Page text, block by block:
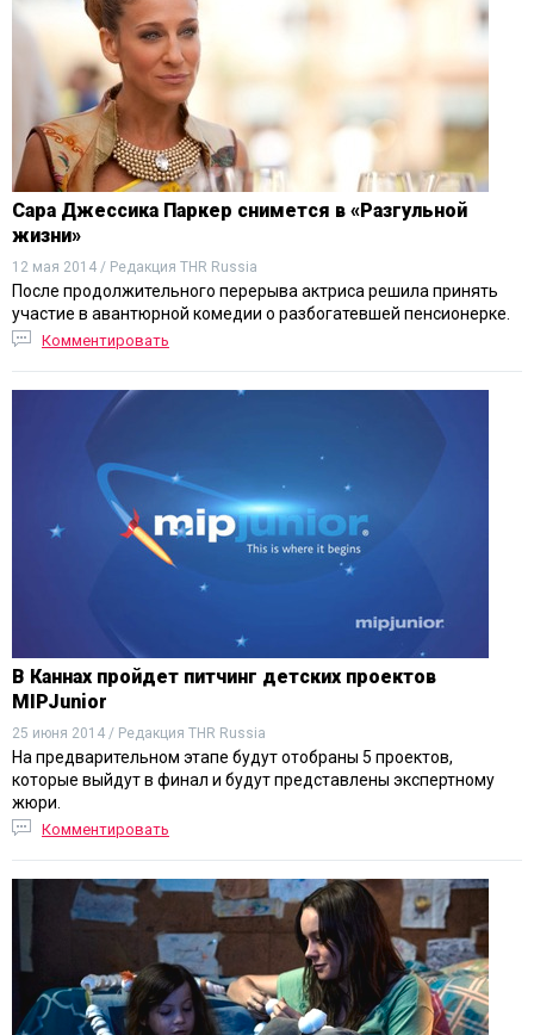
Сара Джессика Паркер снимется в «Разгульной
жизни»
12 мая 2014 / Редакция THR Russia
После продолжительного перерыва актриса решила принять
участие в авантюрной комедии о разбогатевшей пенсионерке.
Комментировать
В Каннах пройдет питчинг детских проектов
MIPJunior
25 июня 2014 / Редакция THR Russia
На предварительном этапе будут отобраны 5 проектов,
которые выйдут в финал и будут представлены экспертному
жюри.
Комментировать